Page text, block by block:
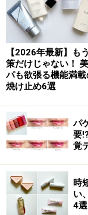
い効果が高く、
ります。しかも
成するところも
たい人に。
DATA
メイベリン ピ
SPF29・PA+++
全2色 レフィル
【2026年最新】も
策だけじゃない！
パも欲張る機能満載
焼け止め6選
パ
要
覚
時
い
4選